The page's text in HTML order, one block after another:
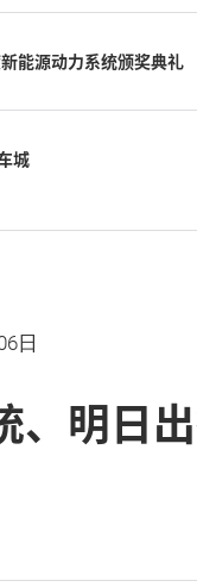
能源动力系统颁奖典礼
城
日
、明日